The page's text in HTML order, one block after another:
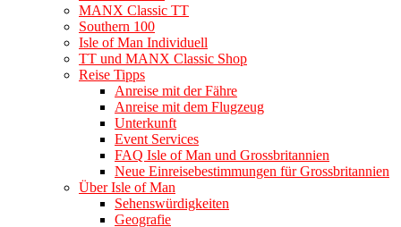
MANX Classic TT
Southern 100
Isle of Man Individuell
TT und MANX Classic Shop
Reise Tipps
Anreise mit der Fähre
Anreise mit dem Flugzeug
Unterkunft
Event Services
FAQ Isle of Man und Grossbritannien
Neue Einreisebestimmungen für Grossbritannien
Über Isle of Man
Sehenswürdigkeiten
Geografie